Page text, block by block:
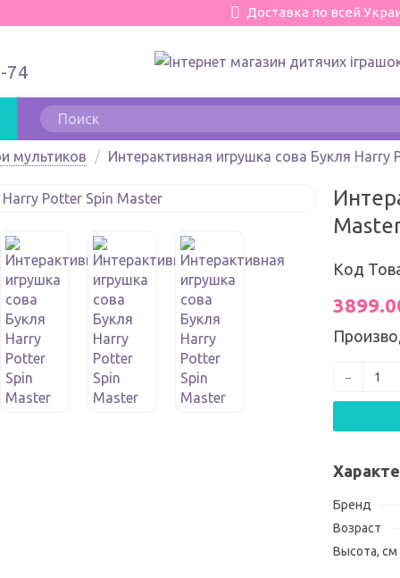
Доставка по всей
74
мультиков Интерактивная игрушка сова Букля Harry
Код
Бренд
Возраст
Высота, см